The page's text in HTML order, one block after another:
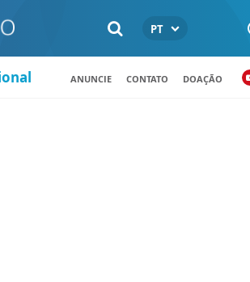
PT
ANUNCIE CONTATO DOAÇÃO